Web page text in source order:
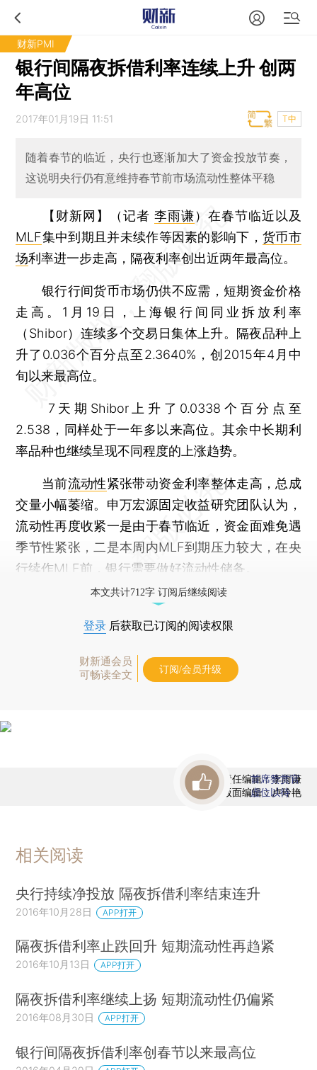
财新PMI
银行间隔夜拆借利率连续上升 创两
年高位
2017年01月19日 11:51 T中
随着春节的临近，央行也逐渐加大了资金投放节奏，
这说明央行仍有意维持春节前市场流动性整体平稳
【财新网】（记者 李雨谦） 在春节临近以及
MLF集中到期且并未续作等因素的影响下， 货币市
场利率进一步走高，隔夜利率创出近两年最高位。
银行行间货币市场仍供不应需，短期资金价格
走高。1月19日，上海银行间同业拆放利率
（Shibor）连续多个交易日集体上升。隔夜品种上
升了0.036个百分点至2.3640%，创2015年4月中
旬以来最高位。
7天期Shibor上升了0.0338个百分点至
2.538，同样处于一年多以来高位。其余中长期利
率品种也继续呈现不同程度的上涨趋势。
当前流动性紧张带动资金利率整体走高，总成
交量小幅萎缩。申万宏源固定收益研究团队认为，
流动性再度收紧一是由于春节临近，资金面难免遇
季节性紧张，二是本周内MLF到期压力较大，在央
行续作MLF前，银行需要做好流动性储备。
本文共计712字 订阅后继续阅读
登录 后获取已订阅的阅读权限
财新通会员
可畅读全文
订阅/会员升级
责任编辑：李雨谦
版面编辑：卢玲艳
首席赞赏官
虚位以待
相关阅读
央行持续净投放 隔夜拆借利率结束连升
2016年10月28日 APP打开
隔夜拆借利率止跌回升 短期流动性再趋紧
2016年10月13日 APP打开
隔夜拆借利率继续上扬 短期流动性仍偏紧
2016年08月30日 APP打开
银行间隔夜拆借利率创春节以来最高位